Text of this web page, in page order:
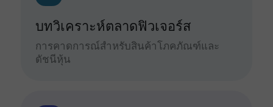
บทวิเคราะห์ตลาดฟิวเจอร์ส
การคาดการณ์สำหรับสินค้าโภคภัณฑ์และ
ดัชนีหุ้น